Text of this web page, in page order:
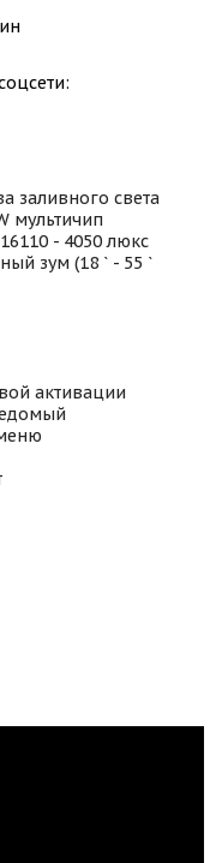
заливного света
мультичип
- 4050 люкс
зум (18 ` - 55 `
активации